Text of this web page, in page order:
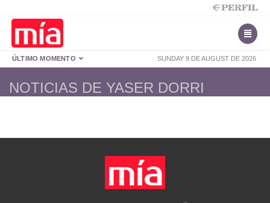
SUNDAY 9 DE AUGUST DE 2026
ÚLTIMO MOMENTO
NOTICIAS DE YASER DORRI